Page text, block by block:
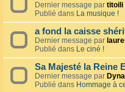
Dernier message par titoili
Publié dans La musique !
a fond la caisse
Dernier message par
Publié dans Le ciné !
Sa Majesté la Reine
Dernier message par
Publié dans Hommage à